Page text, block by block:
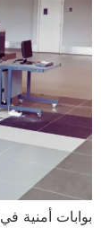
بوابات أمنية